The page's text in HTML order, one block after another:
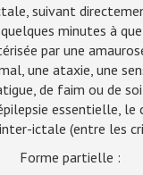
suivant
minutes à
par une
une ataxie, une
de faim ou de
essentielle,
ictale (entre les
Forme partielle :